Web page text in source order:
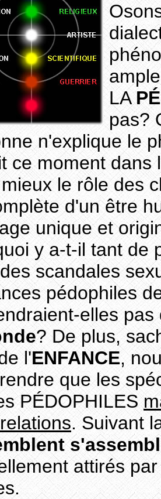
LA
pas?
n'explique le
ce moment dans
le rôle des
d'un être
unique et
y a-t-il tant de
scandales
pédophiles
elles
? De plus,
l'ENFANCE,
que les
PÉDOPHILES
. Suivant
attirés